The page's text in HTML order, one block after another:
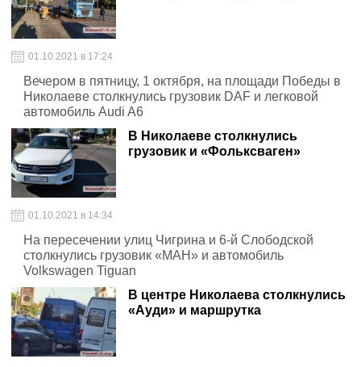
01.10.2021 в 17:24
Вечером в пятницу, 1 октября, на площади Победы в
Николаеве столкнулись грузовик DAF и легковой
автомобиль Audi A6
В Николаеве столкнулись
грузовик и «Фольксваген»
01.10.2021 в 14:34
На пересечении улиц Чигрина и 6-й Слободской
столкнулись грузовик «МАН» и автомобиль
Volkswagen Tiguan
В центре Николаева столкнулись
«Ауди» и маршрутка